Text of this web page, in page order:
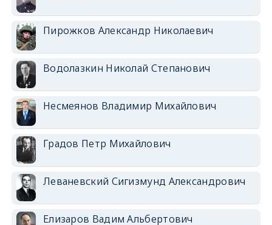
Пирожков Александр Николаевич
Водолазкин Николай Степанович
Несмеянов Владимир Михайлович
Градов Петр Михайлович
Леваневский Сигизмунд Александрович
Елизаров Вадим Альбертович